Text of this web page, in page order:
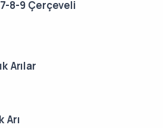
8-9 Çerçeveli
Arılar
Arı